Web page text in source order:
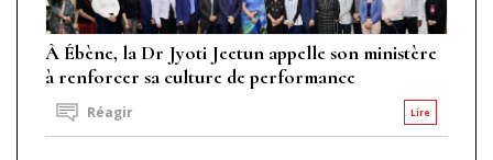
À Ébène, la Dr Jyoti Jeetun appelle son ministère
à renforcer sa culture de performance
Lire
Réagir